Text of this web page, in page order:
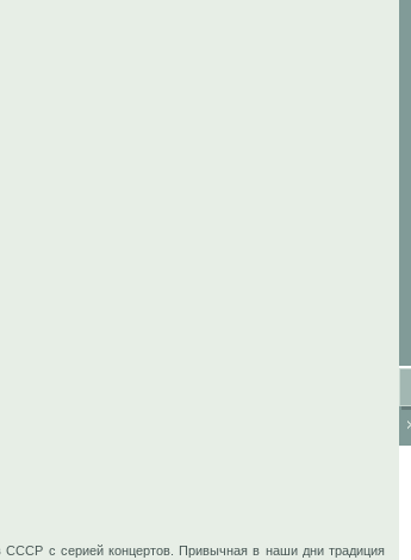
с серией концертов. Привычная в наши дни традиция